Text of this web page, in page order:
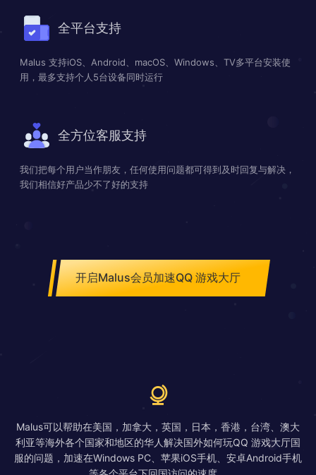
全平台支持
Malus 支持iOS、Android、macOS、Windows、TV多平台安装使
用，最多支持个人5台设备同时运行
全方位客服支持
我们把每个用户当作朋友，任何使用问题都可得到及时回复与解决，
我们相信好产品少不了好的支持
开启Malus会员加速QQ 游戏大厅
Malus可以帮助在美国，加拿大，英国，日本，香港，台湾、澳大
利亚等海外各个国家和地区的华人解决国外如何玩QQ 游戏大厅国
服的问题，加速在Windows PC、苹果iOS手机、安卓Android手机